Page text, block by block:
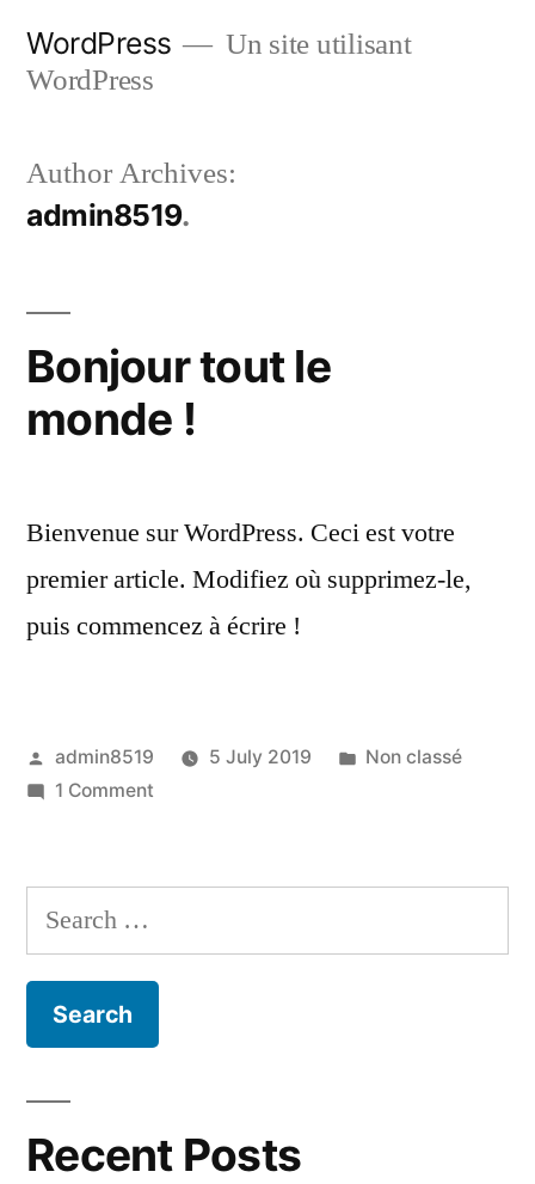
WordPress
Un site utilisant
WordPress
Author Archives:
admin8519
Bonjour tout le
monde !
Bienvenue sur WordPress. Ceci est votre
premier article. Modifiez où supprimez-le,
puis commencez à écrire !
Posted
by
admin8519 5 July 2019
Posted
Non classé
1 Commenton
le
Search
for:
Recent Posts